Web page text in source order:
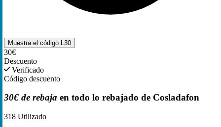
Muestra el código L30
30€
Descuento
Verificado
Código descuento
30€ de rebaja en todo lo rebajado de Cosladafon
318 Utilizado